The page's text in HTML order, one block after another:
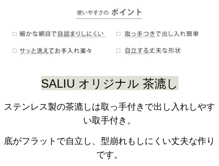
SALIU オリジナル 茶漉し
ステンレス製の茶漉しは取っ手付きで出し入れしやす
い取手付き。
底がフラットで自立し、型崩れもしにくい丈夫な作り
です。